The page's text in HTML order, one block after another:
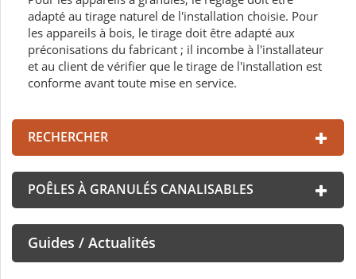
adapté au tirage naturel de l'installation choisie. Pour
les appareils à bois, le tirage doit être adapté aux
préconisations du fabricant ; il incombe à l'installateur
et au client de vérifier que le tirage de l'installation est
conforme avant toute mise en service.
RECHERCHER
POÊLES À GRANULÉS CANALISABLES
Guides / Actualités